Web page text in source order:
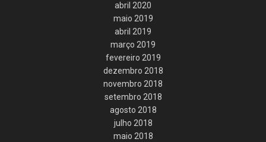
abril 2020
maio 2019
abril 2019
março 2019
fevereiro 2019
dezembro 2018
novembro 2018
setembro 2018
agosto 2018
julho 2018
maio 2018